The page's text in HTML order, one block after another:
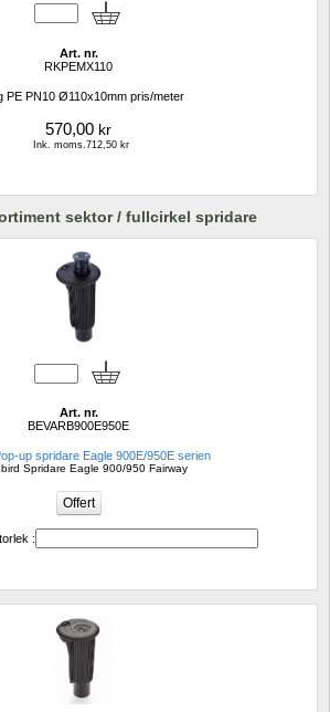
Art. nr.
RKPEMX110
PE PN10 Ø110x10mm pris/meter
570,00 kr
Ink. moms.712,50 kr
sektor / fullcirkel spridare
Art. nr.
BEVARB900E950E
up spridare Eagle 900E/950E serien
Spridare Eagle 900/950 Fairway
: